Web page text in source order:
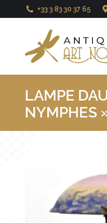
+33 3 83 30 37 65
LAMPE
NYMPHES